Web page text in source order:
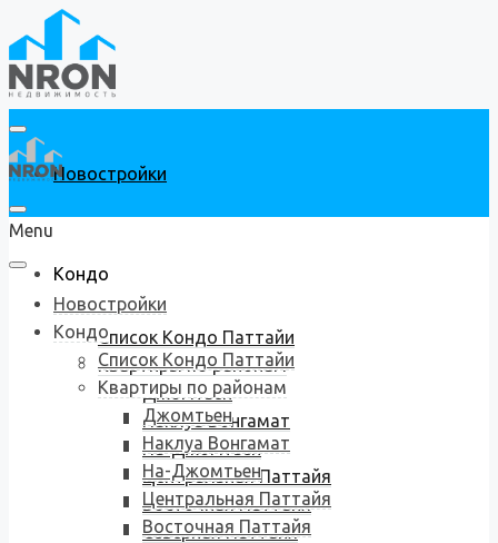
Новостройки
Кондо
Список Кондо Паттайи
Квартиры по районам
Джомтьен
Наклуа Вонгамат
На-Джомтьен
Центральная Паттайя
Восточная Паттайя
Северная Паттайя
Menu
Новостройки
Кондо
Список Кондо Паттайи
Квартиры по районам
Джомтьен
Наклуа Вонгамат
На-Джомтьен
Центральная Паттайя
Восточная Паттайя